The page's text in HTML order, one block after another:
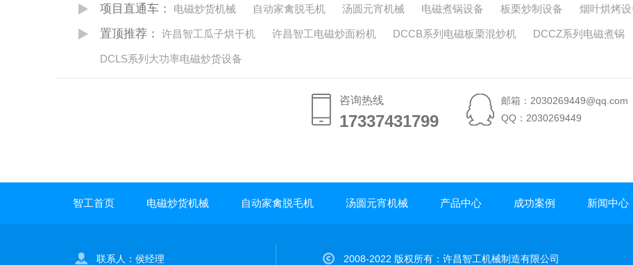
项目直通车： 电磁炒货机械 自动家禽脱毛机 汤圆元宵机械 电磁煮锅设备 板栗炒制设备 烟叶烘烤设
置顶推荐： 许昌智工瓜子烘干机 许昌智工电磁炒面粉机 DCCB系列电磁板栗混炒机 DCCZ系列电磁煮锅
DCLS系列大功率电磁炒货设备
咨询热线
17337431799
17337431799
邮箱：2030269449@qq.com
QQ：2030269449
智工首页 电磁炒货机械 自动家禽脱毛机 汤圆元宵机械 产品中心 成功案例 新闻中心
联系人：侯经理 2008-2022 版权所有：许昌智工机械制造有限公司